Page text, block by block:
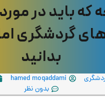
که باید در
گردشگری
بدانید
hamed moqaddami
بدون نظر